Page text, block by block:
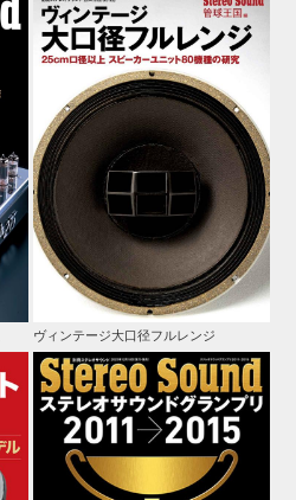
ヴィンテージ大口径フルレンジ